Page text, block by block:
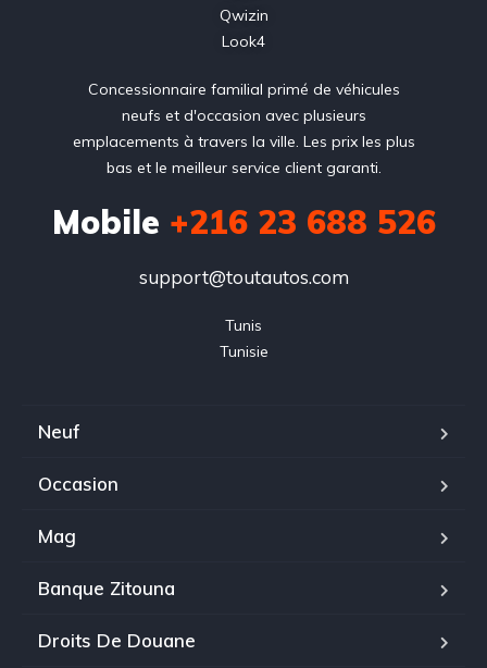
Qwizin
Look4
Concessionnaire familial primé de véhicules
neufs et d'occasion avec plusieurs
emplacements à travers la ville. Les prix les plus
bas et le meilleur service client garanti.
Mobile +216 23 688 526
support@toutautos.com
Tunis
Tunisie
Neuf
Occasion
Mag
Banque Zitouna
Droits De Douane